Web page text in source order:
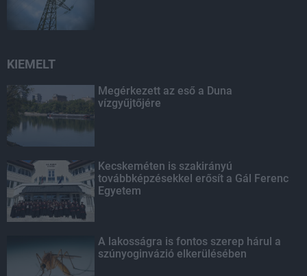
KIEMELT
Megérkezett az eső a Duna
vízgyűjtőjére
Kecskeméten is szakirányú
továbbképzésekkel erősít a Gál Ferenc
Egyetem
A lakosságra is fontos szerep hárul a
szúnyoginvázió elkerülésében